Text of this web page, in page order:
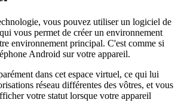
vous pouvez utiliser un logiciel de
vous permet de créer un environnement
environnement principal. C'est comme si
Android sur votre appareil.
dans cet espace virtuel, ce qui lui
réseau différentes des vôtres, et vous
votre statut lorsque votre appareil